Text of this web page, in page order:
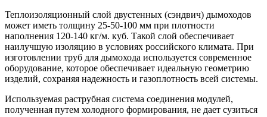
Теплоизоляционный слой двустенных (сэндвич) дымоходов
может иметь толщину 25-50-100 мм при плотности
наполнения 120-140 кг/м. куб. Такой слой обеспечивает
наилучшую изоляцию в условиях российского климата. При
изготовлении труб для дымохода используется современное
оборудование, которое обеспечивает идеальную геометрию
изделий, сохраняя надежность и газоплотность всей системы.
Используемая раструбная система соединения модулей,
полученная путем холодного формирования, не дает сузиться